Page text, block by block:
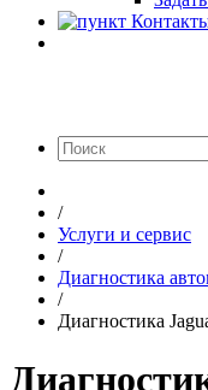
/
Услуги и сервис
/
Диагностика
/
Диагностика